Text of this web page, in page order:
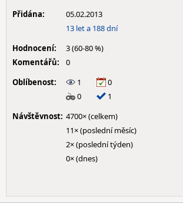
Přidána:
05.02.2013
13 let a 188 dní
Hodnocení:
3 (60-80 %)
Komentářů:
0
Oblíbenost:
1
0
0
1
Návštěvnost: 4700× (celkem)
11× (poslední měsíc)
2× (poslední týden)
0× (dnes)